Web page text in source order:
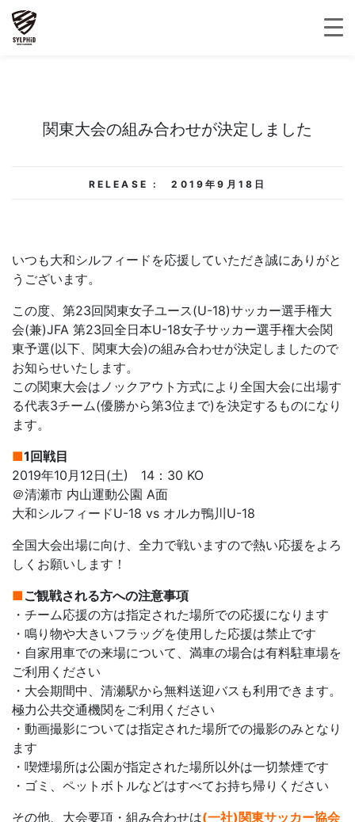
関東大会の組み合わせが決定しました
RELEASE : 2019年9月18日
いつも大和シルフィードを応援していただき誠にありがと
うございます。
この度、第23回関東女子ユース(U-18)サッカー選手権大
会(兼)JFA 第23回全日本U-18女子サッカー選手権大会関
東予選(以下、関東大会)の組み合わせが決定しましたので
お知らせいたします。
この関東大会はノックアウト方式により全国大会に出場す
る代表3チーム(優勝から第3位まで)を決定するものになり
ます。
■1回戦目
2019年10月12日(土) 14：30 KO
＠清瀬市 内山運動公園 A面
大和シルフィードU-18 vs オルカ鴨川U-18
全国大会出場に向け、全力で戦いますので熱い応援をよろ
しくお願いします！
■ご観戦される方への注意事項
・チーム応援の方は指定された場所での応援になります
・鳴り物や大きいフラッグを使用した応援は禁止です
・自家用車での来場について、満車の場合は有料駐車場を
ご利用ください
・大会期間中、清瀬駅から無料送迎バスも利用できます。
極力公共交通機関をご利用ください
・動画撮影については指定された場所での撮影のみとなり
ます
・喫煙場所は公園が指定された場所以外は一切禁煙です
・ゴミ、ペットボトルなどはすべてお持ち帰りください
その他、大会要項・組み合わせは(一社)関東サッカー協会